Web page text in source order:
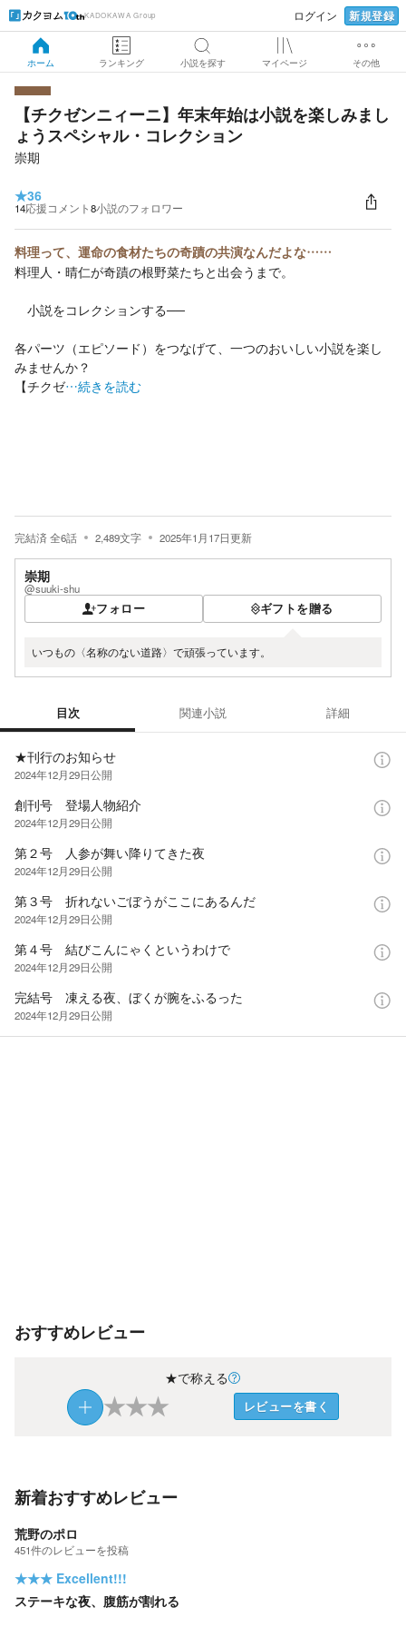
KADOKAWA Group ログイン 新規登録
ホーム ランキング 小説を探す マイページ その他
【チクゼンニィーニ】年末年始は小説を楽しみまし
ょうスペシャル・コレクション
崇期
★36
14応援コメント8小説のフォロワー
料理って、運命の食材たちの奇蹟の共演なんだよな……
料理人・晴仁が奇蹟の根野菜たちと出会うまで。
小説をコレクションする──
各パーツ（エピソード）をつなげて、一つのおいしい小説を楽し
みませんか？
【チクゼ…続きを読む
完結済全6話 2,489文字 2025年1月17日更新
崇期
@suuki-shu
フォロー ギフトを贈る
いつもの〈名称のない道路〉で頑張っています。
目次 関連小説 詳細
★刊行のお知らせ
2024年12月29日公開
創刊号 登場人物紹介
2024年12月29日公開
第２号 人参が舞い降りてきた夜
2024年12月29日公開
第３号 折れないごぼうがここにあるんだ
2024年12月29日公開
第４号 結びこんにゃくというわけで
2024年12月29日公開
完結号 凍える夜、ぼくが腕をふるった
2024年12月29日公開
おすすめレビュー
★で称える
★★★ レビューを書く
新着おすすめレビュー
荒野のポロ
451件のレビューを投稿
★★★ Excellent!!!
ステーキな夜、腹筋が割れる